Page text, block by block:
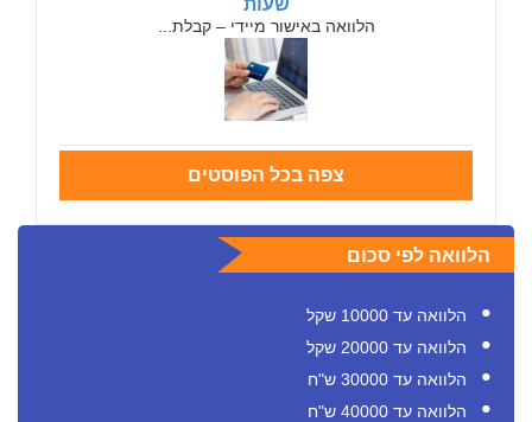
שעות
הלוואה באישור מיידי – קבלת...
צפה בכל הפוסטים
הלוואה לפי סכום
הלוואה עד 10000 שקל
הלוואה עד 20000 שקל
הלוואה עד 30000 ש"ח
הלוואה עד 40000 ש"ח